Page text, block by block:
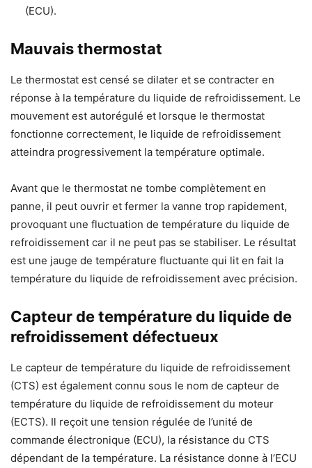
(ECU).
Mauvais thermostat
Le thermostat est censé se dilater et se contracter en
réponse à la température du liquide de refroidissement. Le
mouvement est autorégulé et lorsque le thermostat
fonctionne correctement, le liquide de refroidissement
atteindra progressivement la température optimale.
Avant que le thermostat ne tombe complètement en
panne, il peut ouvrir et fermer la vanne trop rapidement,
provoquant une fluctuation de température du liquide de
refroidissement car il ne peut pas se stabiliser. Le résultat
est une jauge de température fluctuante qui lit en fait la
température du liquide de refroidissement avec précision.
Capteur de température du liquide de
refroidissement défectueux
Le capteur de température du liquide de refroidissement
(CTS) est également connu sous le nom de capteur de
température du liquide de refroidissement du moteur
(ECTS). Il reçoit une tension régulée de l’unité de
commande électronique (ECU), la résistance du CTS
dépendant de la température. La résistance donne à l’ECU